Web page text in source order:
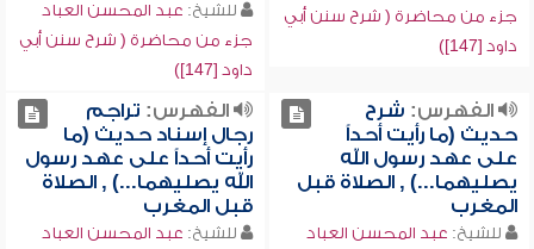
جزء من محاضرة ( شرح سنن أبي
داود [147])
للشيخ: عبد المحسن العباد
جزء من محاضرة ( شرح سنن أبي
داود [147])
الفهرس: شرح
حديث (ما رأيت أحداً
على عهد رسول الله
يصليهما...) , الصلاة قبل
المغرب
للشيخ: عبد المحسن العباد
الفهرس: تراجم
رجال إسناد حديث (ما
رأيت أحداً على عهد رسول
الله يصليهما...) , الصلاة
قبل المغرب
للشيخ: عبد المحسن العباد